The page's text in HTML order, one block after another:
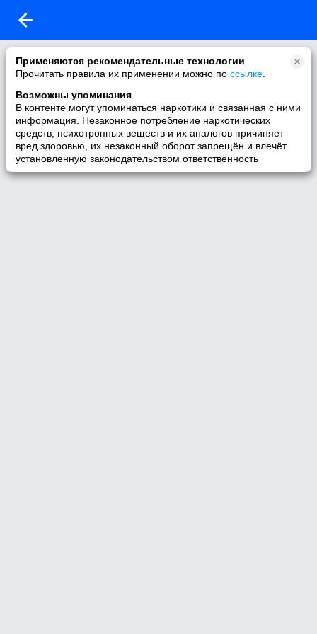
Применяются рекомендательные технологии
Прочитать правила их применении можно по ссылке
Возможны упоминания
В контенте могут упоминаться наркотики и связанная с ними
информация. Незаконное потребление наркотических
средств, психотропных веществ и их аналогов причиняет
вред здоровью, их незаконный оборот запрещён и влечёт
установленную законодательством ответственность
Доступ по паролю.
Для просмотра альбома введите пароль
Отправить